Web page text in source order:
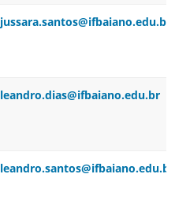
jussara.santos@ifbaiano.edu.br
leandro.dias@ifbaiano.edu.br
leandro.santos@ifbaiano.edu.br